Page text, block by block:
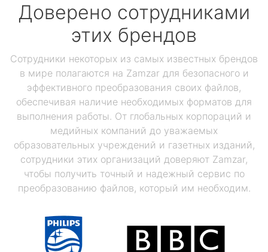
Доверено сотрудниками
этих брендов
Сотрудники некоторых из самых известных брендов
в мире полагаются на Zamzar для безопасного и
эффективного преобразования своих файлов,
обеспечивая наличие необходимых форматов для
выполнения работы. От глобальных корпораций и
медийных компаний до уважаемых
образовательных учреждений и газетных изданий,
сотрудники этих организаций доверяют Zamzar,
чтобы получить точный и надежный сервис по
преобразованию файлов, который им необходим.